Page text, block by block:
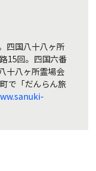
四国八十八ヶ所
15回。四国六番
十八ヶ所霊場会
で「だんらん旅